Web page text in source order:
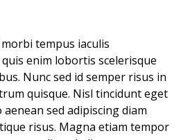
tempus iaculis
enim lobortis scelerisque
Nunc sed id semper risus in
quisque. Nisl tincidunt eget
sed adipiscing diam
risus. Magna etiam tempor